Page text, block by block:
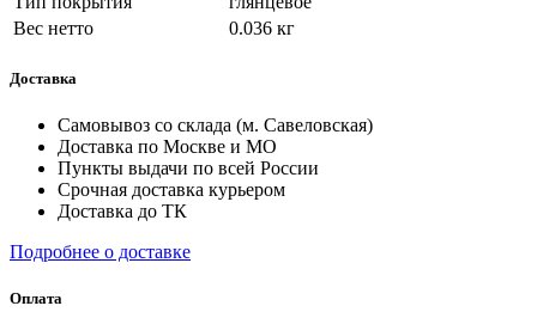
Вес нетто
0.036 кг
Доставка
Самовывоз со склада (м. Савеловская)
Доставка по Москве и МО
Пункты выдачи по всей России
Срочная доставка курьером
Доставка до ТК
Подробнее о доставке
Оплата